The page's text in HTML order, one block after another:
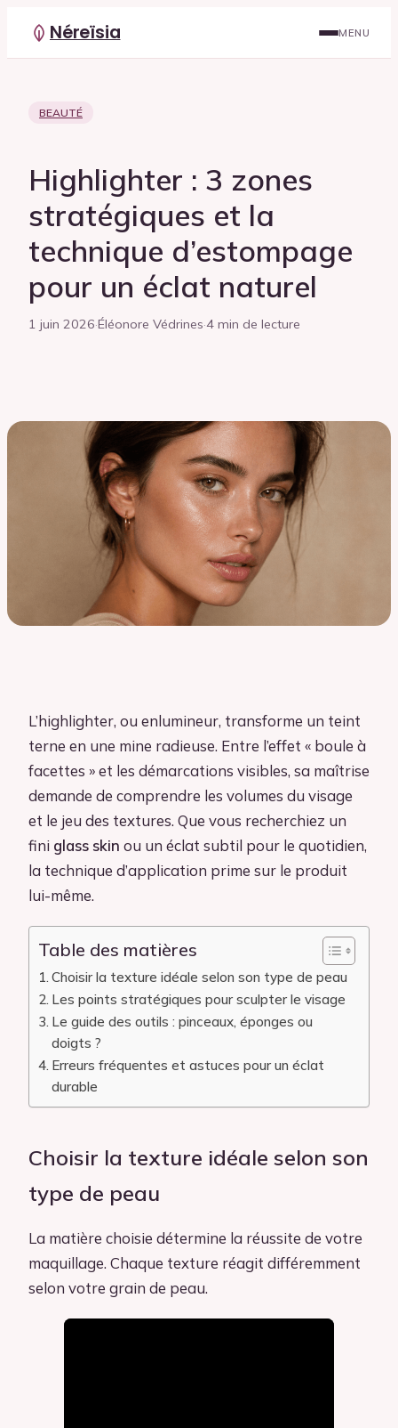
Néreïsia MENU
BEAUTÉ
Highlighter : 3 zones
stratégiques et la
technique d’estompage
pour un éclat naturel
1 juin 2026·Éléonore Védrines·4 min de lecture
L’highlighter, ou enlumineur, transforme un teint
terne en une mine radieuse. Entre l’effet « boule à
facettes » et les démarcations visibles, sa maîtrise
demande de comprendre les volumes du visage
et le jeu des textures. Que vous recherchiez un
fini glass skin ou un éclat subtil pour le quotidien,
la technique d’application prime sur le produit
lui-même.
Table des matières
Choisir la texture idéale selon son type de peau
Les points stratégiques pour sculpter le visage
Le guide des outils : pinceaux, éponges ou
doigts ?
Erreurs fréquentes et astuces pour un éclat
durable
Choisir la texture idéale selon son
type de peau
La matière choisie détermine la réussite de votre
maquillage. Chaque texture réagit différemment
selon votre grain de peau.